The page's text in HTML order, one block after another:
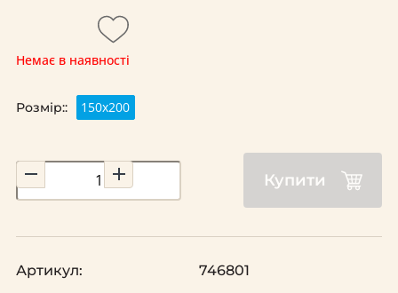
Немає в наявності
Розмір:: 150х200
Купити
Артикул: 746801